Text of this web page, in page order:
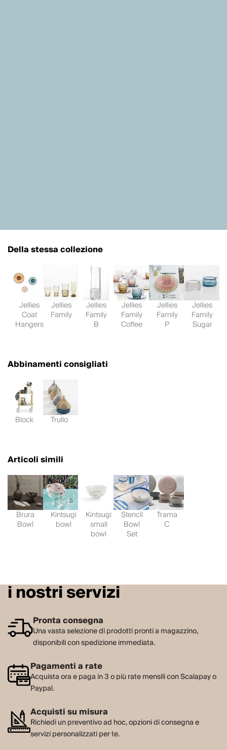
Della stessa collezione
Jellies
Coat
Hangers
Jellies
Family
Jellies
Family
B
Jellies
Family
Coffee
Jellies
Family
P
Jellies
Family
Sugar
Abbinamenti consigliati
Block Trullo
Articoli simili
Brura
Bowl
Kintsugi
bowl
Kintsugi
small
bowl
Stencil
Bowl
Set
Trama
C
i nostri servizi
Pronta consegna
Una vasta selezione di prodotti pronti a magazzino,
disponibili con spedizione immediata.
Pagamenti a rate
Acquista ora e paga in 3 o più rate mensili con Scalapay o
Paypal.
Acquisti su misura
Richiedi un preventivo ad hoc, opzioni di consegna e
servizi personalizzati per te.